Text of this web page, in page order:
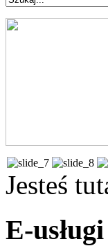
Jesteś
E-usługi